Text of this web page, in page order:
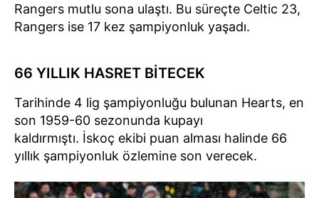
Rangers mutlu sona ulaştı. Bu süreçte Celtic 23,
Rangers ise 17 kez şampiyonluk yaşadı.
66 YILLIK HASRET BİTECEK
Tarihinde 4 lig şampiyonluğu bulunan Hearts, en
son 1959-60 sezonunda kupayı
kaldırmıştı. İskoç ekibi puan alması halinde 66
yıllık şampiyonluk özlemine son verecek.